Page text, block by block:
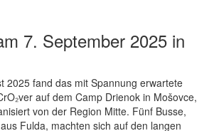
7. September 2025 in
2025 fand das mit Spannung erwartete
auf dem Camp Drienok in Mošovce,
von der Region Mitte. Fünf Busse,
Fulda, machten sich auf den langen